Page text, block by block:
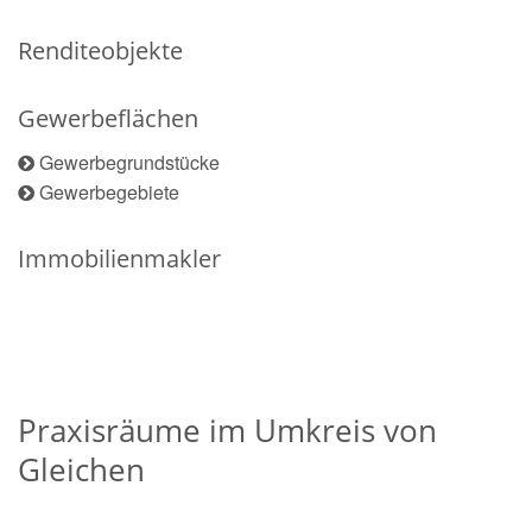
Renditeobjekte
Gewerbeflächen
Gewerbegrundstücke
Gewerbegebiete
Immobilienmakler
Praxisräume im Umkreis von
Gleichen